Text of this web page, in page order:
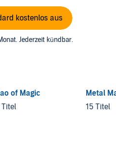
kostenlos aus
Jederzeit kündbar.
of Magic
Titel
Metal
15 Titel